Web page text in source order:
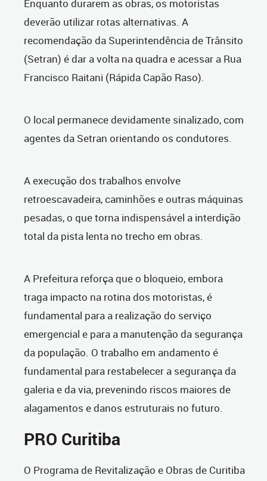
Enquanto durarem as obras, os motoristas
deverão utilizar rotas alternativas. A
recomendação da Superintendência de Trânsito
(Setran) é dar a volta na quadra e acessar a Rua
Francisco Raitani (Rápida Capão Raso).
O local permanece devidamente sinalizado, com
agentes da Setran orientando os condutores.
A execução dos trabalhos envolve
retroescavadeira, caminhões e outras máquinas
pesadas, o que torna indispensável a interdição
total da pista lenta no trecho em obras.
A Prefeitura reforça que o bloqueio, embora
traga impacto na rotina dos motoristas, é
fundamental para a realização do serviço
emergencial e para a manutenção da segurança
da população. O trabalho em andamento é
fundamental para restabelecer a segurança da
galeria e da via, prevenindo riscos maiores de
alagamentos e danos estruturais no futuro.
PRO Curitiba
O Programa de Revitalização e Obras de Curitiba